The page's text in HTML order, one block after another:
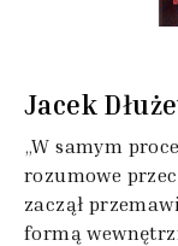
Jacek
„W samym
rozumowe
zaczął
formą